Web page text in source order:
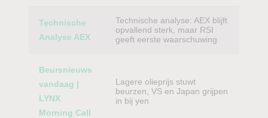
Technische
Analyse AEX
Technische analyse: AEX blijft
opvallend sterk, maar RSI
geeft eerste waarschuwing
Beursnieuws
vandaag |
LYNX
Morning Call
Lagere olieprijs stuwt
beurzen, VS en Japan grijpen
in bij yen